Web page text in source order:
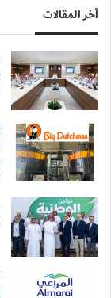
آخر المقالات